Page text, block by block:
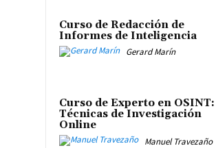
Curso de Redacción de
Informes de Inteligencia
Gerard Marín
Curso de Experto en OSINT:
Técnicas de Investigación
Online
Manuel Travezaño